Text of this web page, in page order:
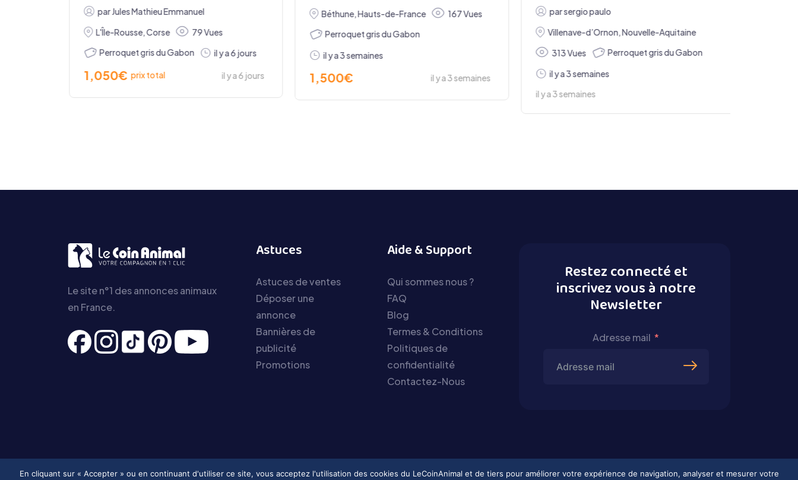
parJules Mathieu Emmanuel
L'Île-Rousse,Corse
79 Vues
Perroquet gris du Gabon
il y a 6 jours
1,050€ prix total il y a 6 jours
Béthune,Hauts-de-France
167 Vues
Perroquet gris du Gabon
il y a 3 semaines
1,500€ il y a 3 semaines
parsergio paulo
Villenave-d’Ornon,Nouvelle-Aquitaine
313 Vues
Perroquet gris du Gabon
il y a 3 semaines
il y a 3 semaines
Le site n°1 des annonces animaux
en France.
Astuces
Astuces de ventes
Déposer une
annonce
Bannières de
publicité
Promotions
Aide & Support
Qui sommes nous ?
FAQ
Blog
Termes & Conditions
Politiques de
confidentialité
Contactez-Nous
Restez connecté et
inscrivez vous à notre
Newsletter
Adresse mail
En cliquant sur « Accepter » ou en continuant d'utiliser ce site, vous acceptez l'utilisation des cookies du LeCoinAnimal et de tiers pour améliorer votre expérience de navigation, analyser et mesurer votre